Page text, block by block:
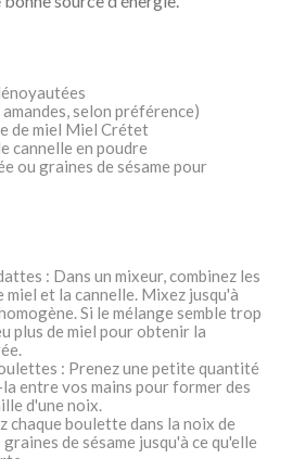
selon préférence)
de miel Miel Crétet
cannelle en poudre
ou graines de sésame pour
: Dans un mixeur, combinez les
miel et la cannelle. Mixez jusqu'à
Si le mélange semble trop
plus de miel pour obtenir la
: Prenez une petite quantité
entre vos mains pour former des
d'une noix.
chaque boulette dans la noix de
de sésame jusqu'à ce qu'elle